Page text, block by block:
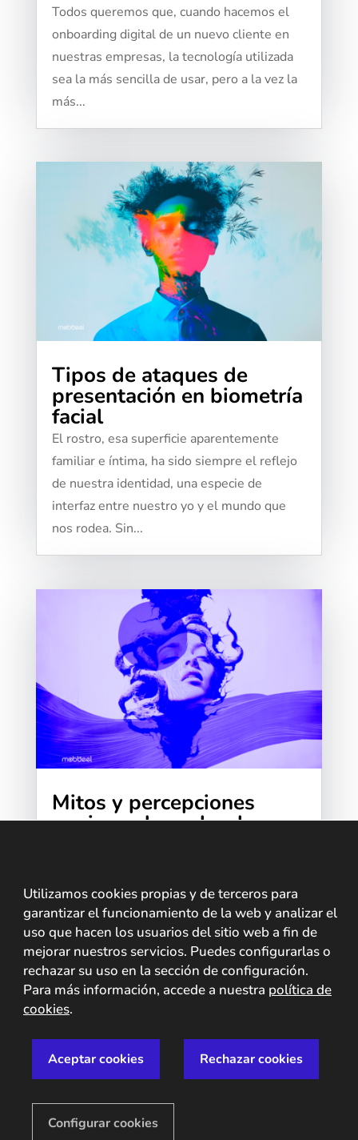
Todos queremos que, cuando hacemos el
onboarding digital de un nuevo cliente en
nuestras empresas, la tecnología utilizada
sea la más sencilla de usar, pero a la vez la
más...
Tipos de ataques de
presentación en biometría
facial
El rostro, esa superficie aparentemente
familiar e íntima, ha sido siempre el reflejo
de nuestra identidad, una especie de
interfaz entre nuestro yo y el mundo que
nos rodea. Sin...
Mitos y percepciones
equivocadas sobre la
tiempos se está creando una psicosis en
torno a la biometría. A todo lo que tenga
que ver con biometría, sin distinción. Ante
este clima...
Utilizamos cookies propias y de terceros para
garantizar el funcionamiento de la web y analizar el
uso que hacen los usuarios del sitio web a fin de
mejorar nuestros servicios. Puedes configurarlas o
rechazar su uso en la sección de configuración.
Para más información, accede a nuestra política de
cookies.
Aceptar cookies Rechazar cookies
Configurar cookies